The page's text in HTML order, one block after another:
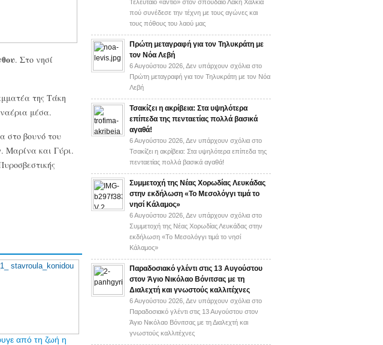
. Στο νησί
της Τάκη
μέσα.
στο βουνό του
Μαρίνα και Γύρι.
από τη ζωή η
Τελευταίο «αντίο» στον σπουδαίο Λάκη Χαλκιά
πού συνέδεσε την τέχνη με τους αγώνες και
τους πόθους του λαού μας
Πρώτη μεταγραφή για τον Τηλυκράτη με
τον Νόα Λεβή
6 Αυγούστου 2026, Δεν υπάρχουν σχόλια στο
Πρώτη μεταγραφή για τον Τηλυκράτη με τον Νόα
Λεβή
Τσακίζει η ακρίβεια: Στα υψηλότερα
επίπεδα της πενταετίας πολλά βασικά
αγαθά!
6 Αυγούστου 2026, Δεν υπάρχουν σχόλια στο
Τσακίζει η ακρίβεια: Στα υψηλότερα επίπεδα της
πενταετίας πολλά βασικά αγαθά!
Συμμετοχή της Νέας Χορωδίας Λευκάδας
στην εκδήλωση «Το Μεσολόγγι τιμά το
νησί Κάλαμος»
6 Αυγούστου 2026, Δεν υπάρχουν σχόλια στο
Συμμετοχή της Νέας Χορωδίας Λευκάδας στην
εκδήλωση «Το Μεσολόγγι τιμά το νησί
Κάλαμος»
Παραδοσιακό γλέντι στις 13 Αυγούστου
στον Άγιο Νικόλαο Βόνιτσας με τη
Διαλεχτή και γνωστούς καλλιτέχνες
6 Αυγούστου 2026, Δεν υπάρχουν σχόλια στο
Παραδοσιακό γλέντι στις 13 Αυγούστου στον
Άγιο Νικόλαο Βόνιτσας με τη Διαλεχτή και
γνωστούς καλλιτέχνες